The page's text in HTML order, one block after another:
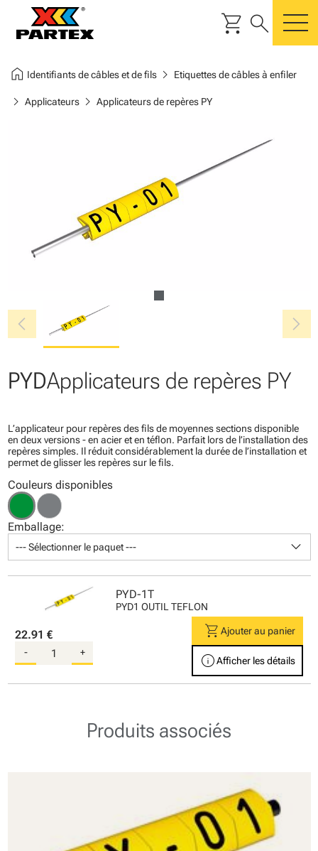
shopping_cart search
home Identifiants de câbles et de filschevron_right Etiquettes de câbles à enfiler
chevron_right Applicateurschevron_right Applicateurs de repères PY
chevron_left chevron_right
PYDApplicateurs de repères PY
L’applicateur pour repères des fils de moyennes sections disponible
en deux versions - en acier et en téflon. Parfait lors de l’installation des
repères simples. Il réduit considérablement la durée de l’installation et
permet de glisser les repères sur le fils.
Couleurs disponibles
Emballage:
--- Sélectionner le paquet --- keyboard_arrow_down
PYD-1T
PYD1 OUTIL TEFLON
22.91 €
- +
shopping_cart Ajouter au panier
infoAfficher les détails
Produits associés